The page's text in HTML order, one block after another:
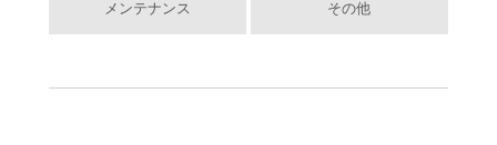
メンテナンス その他